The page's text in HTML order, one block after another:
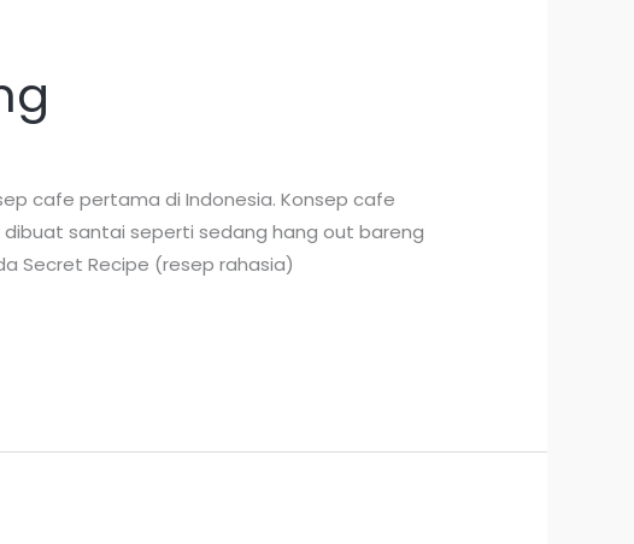
cafe pertama di Indonesia. Konsep cafe
santai seperti sedang hang out bareng
Secret Recipe (resep rahasia)